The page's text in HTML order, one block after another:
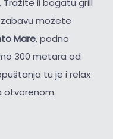
možete
Mare, podno
300 metara od
tu je i relax
otvorenom.